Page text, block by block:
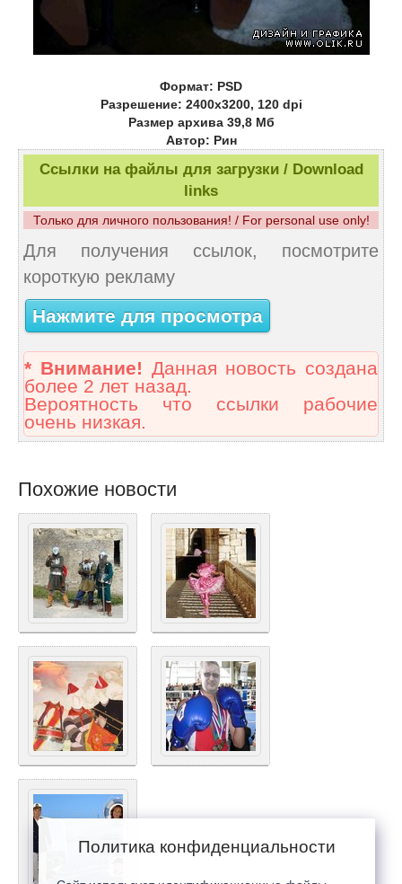
Формат: PSD
Разрешение: 2400х3200, 120 dpi
Размер архива 39,8 Мб
Автор: Рин
Ссылки на файлы для загрузки / Download
links
Только для личного пользования! / For personal use only!
Для получения ссылок, посмотрите
короткую рекламу
Нажмите для просмотра
* Внимание! Данная новость создана
более 2 лет назад.
Вероятность что ссылки рабочие
очень низкая.
Похожие новости
Политика конфиденциальности